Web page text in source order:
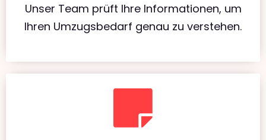
Unser Team prüft Ihre Informationen, um
Ihren Umzugsbedarf genau zu verstehen.